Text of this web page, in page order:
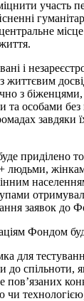
участь
і
життєвим
з
та особами без
завдяки
приділено
людьми,
заявок до
Фондом
для
до спільноти,
пов’язаних
чи